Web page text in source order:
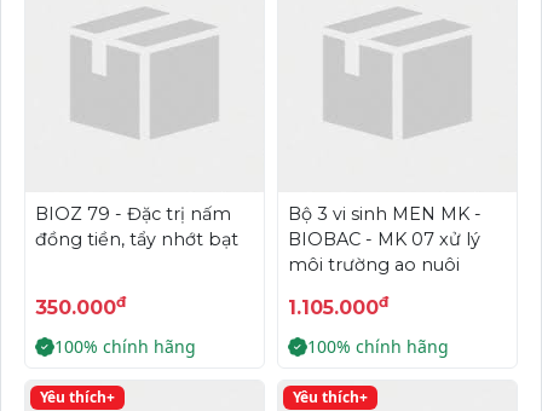
BIOZ 79 - Đặc trị nấm
đồng tiền, tẩy nhớt bạt
350.000đ
100% chính hãng
Bộ 3 vi sinh MEN MK -
BIOBAC - MK 07 xử lý
môi trường ao nuôi
1.105.000đ
100% chính hãng
Yêu thích+ Yêu thích+